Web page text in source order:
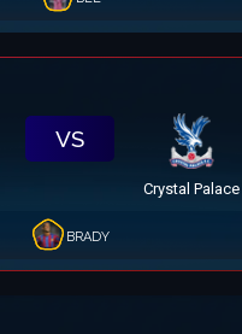
VS
Crystal Palace
BRADY